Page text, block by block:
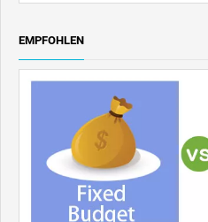
EMPFOHLEN